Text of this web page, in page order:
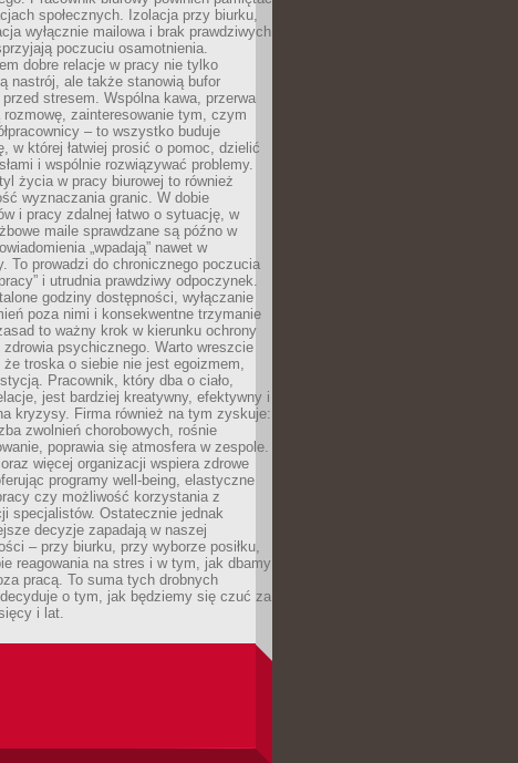
społecznych. Izolacja przy biurku,
wyłącznie mailowa i brak prawdziwych
poczuciu osamotnienia.
dobre relacje w pracy nie tylko
nastrój, ale także stanowią bufor
stresem. Wspólna kawa, przerwa
rozmowę, zainteresowanie tym, czym
– to wszystko buduje
w której łatwiej prosić o pomoc, dzielić
i wspólnie rozwiązywać problemy.
życia w pracy biurowej to również
wyznaczania granic. W dobie
i pracy zdalnej łatwo o sytuację, w
maile sprawdzane są późno w
„wpadają” nawet w
To prowadzi do chronicznego poczucia
i utrudnia prawdziwy odpoczynek.
godziny dostępności, wyłączanie
poza nimi i konsekwentne trzymanie
to ważny krok w kierunku ochrony
zdrowia psychicznego. Warto wreszcie
troska o siebie nie jest egoizmem,
Pracownik, który dba o ciało,
jest bardziej kreatywny, efektywny i
kryzysy. Firma również na tym zyskuje:
zwolnień chorobowych, rośnie
poprawia się atmosfera w zespole.
więcej organizacji wspiera zdrowe
programy well-being, elastyczne
czy możliwość korzystania z
specjalistów. Ostatecznie jednak
decyzje zapadają w naszej
– przy biurku, przy wyborze posiłku,
reagowania na stres i w tym, jak dbamy
pracą. To suma tych drobnych
o tym, jak będziemy się czuć za
i lat.